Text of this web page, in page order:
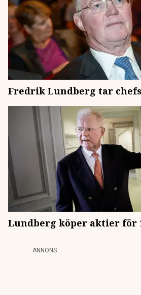
Fredrik Lundberg tar
Lundberg köper aktier för
ANNONS